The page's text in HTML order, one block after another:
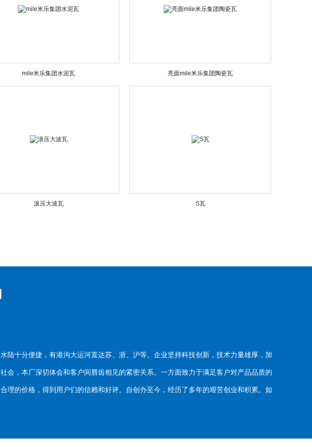
mile米乐集团水泥瓦 亮面mile米乐集团陶瓷瓦
滚压大波瓦 S瓦
十分便捷，有港沟大运河直达苏、浙、沪等。企业坚持科技创新，技术力量雄厚，加
本厂深切体会和客户间唇齿相见的紧密关系。一方面致力于满足客户对产品品质的
价格，得到用户们的信赖和好评。自创办至今，经历了多年的艰苦创业和积累。如